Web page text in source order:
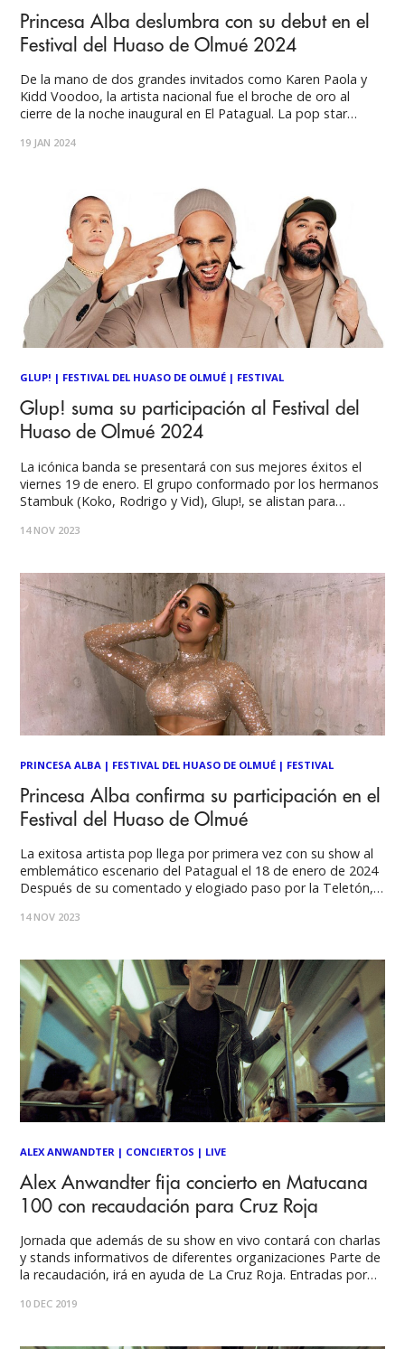
Princesa Alba deslumbra con su debut en el
Festival del Huaso de Olmué 2024
De la mano de dos grandes invitados como Karen Paola y
Kidd Voodoo, la artista nacional fue el broche de oro al
cierre de la noche inaugural en El Patagual. La pop star
“Moonlight”. Este jueves 18 de enero fue
19 JAN 2024
GLUP! | FESTIVAL DEL HUASO DE OLMUÉ | FESTIVAL
Glup! suma su participación al Festival del
Huaso de Olmué 2024
La icónica banda se presentará con sus mejores éxitos el
viernes 19 de enero. El grupo conformado por los hermanos
Stambuk (Koko, Rodrigo y Vid), Glup!, se alistan para
país: El Festival del Huaso de Olmué 2024. Actualmente la
14 NOV 2023
PRINCESA ALBA | FESTIVAL DEL HUASO DE OLMUÉ | FESTIVAL
Princesa Alba confirma su participación en el
Festival del Huaso de Olmué
La exitosa artista pop llega por primera vez con su show al
emblemático escenario del Patagual el 18 de enero de 2024
Después de su comentado y elogiado paso por la Teletón,
en su ascendente carrera: hoy ha sido confirmada
14 NOV 2023
ALEX ANWANDTER | CONCIERTOS | LIVE
Alex Anwandter fija concierto en Matucana
100 con recaudación para Cruz Roja
Jornada que además de su show en vivo contará con charlas
y stands informativos de diferentes organizaciones Parte de
la recaudación, irá en ayuda de La Cruz Roja. Entradas por
presentaciones, la cuales incluyen fechas reagendadas en
10 DEC 2019